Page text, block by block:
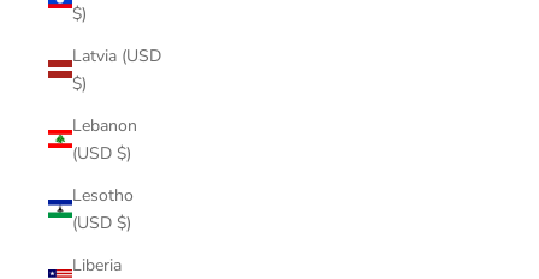
$)
Latvia (USD
$)
Lebanon
(USD $)
Lesotho
(USD $)
Liberia